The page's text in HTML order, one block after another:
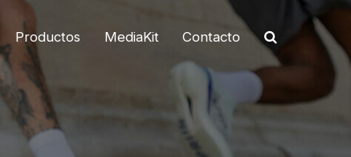
Productos MediaKit Contacto